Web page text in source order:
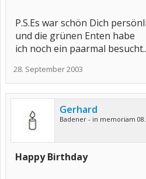
P.S.Es war schön Dich
und die grünen Enten habe
ich noch ein paarmal
28. September 2003
Gerhard
Badener - in memoriam
Happy Birthday